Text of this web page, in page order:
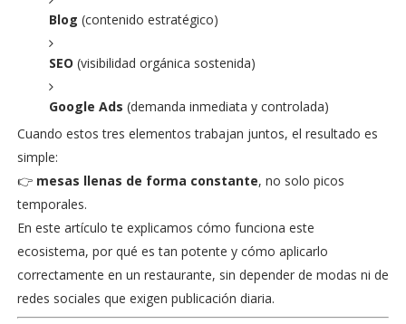
Blog (contenido estratégico)
SEO (visibilidad orgánica sostenida)
Google Ads (demanda inmediata y controlada)
Cuando estos tres elementos trabajan juntos, el resultado es
simple:
👉 mesas llenas de forma constante, no solo picos
temporales.
En este artículo te explicamos cómo funciona este
ecosistema, por qué es tan potente y cómo aplicarlo
correctamente en un restaurante, sin depender de modas ni de
redes sociales que exigen publicación diaria.